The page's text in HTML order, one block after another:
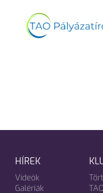
HÍREK
Videók
Galériák
TAO